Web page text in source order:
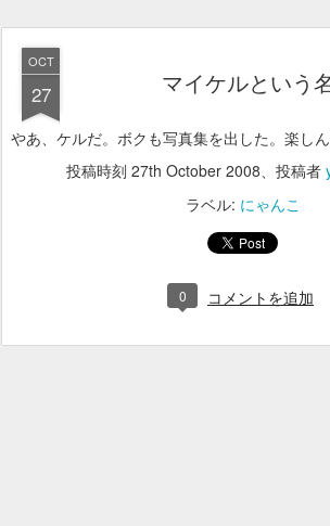
OCT
27 マイケルという
やあ、ケルだ。ボクも写真集を出した。楽しん
投稿時刻 27th October 2008、投稿者
ラベル: にゃんこ
0 コメントを追加